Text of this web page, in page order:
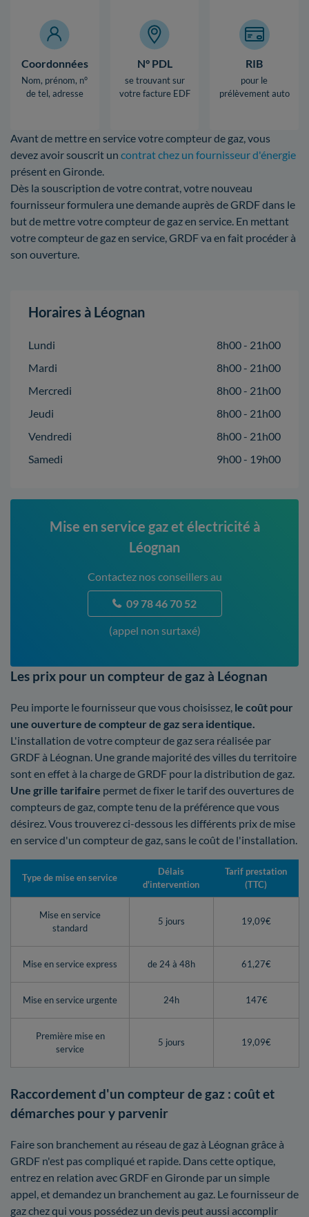
Coordonnées
Nom, prénom, n°
de tel, adresse
N° PDL
se trouvant sur
votre facture EDF
RIB
pour le
prélèvement auto
Avant de mettre en service votre compteur de gaz, vous
devez avoir souscrit un contrat chez un fournisseur d'énergie
présent en Gironde.
Dès la souscription de votre contrat, votre nouveau
fournisseur formulera une demande auprès de GRDF dans le
but de mettre votre compteur de gaz en service. En mettant
votre compteur de gaz en service, GRDF va en fait procéder à
son ouverture.
Horaires à Léognan
Lundi
8h00 - 21h00
Mardi
8h00 - 21h00
Mercredi
8h00 - 21h00
Jeudi
8h00 - 21h00
Vendredi
8h00 - 21h00
Samedi
9h00 - 19h00
Mise en service gaz et électricité à
Léognan
Contactez nos conseillers au
09 78 46 70 52
(appel non surtaxé)
Les prix pour un compteur de gaz à Léognan
Peu importe le fournisseur que vous choisissez, le coût pour
une ouverture de compteur de gaz sera identique.
L'installation de votre compteur de gaz sera réalisée par
GRDF à Léognan. Une grande majorité des villes du territoire
sont en effet à la charge de GRDF pour la distribution de gaz.
Une grille tarifaire permet de fixer le tarif des ouvertures de
compteurs de gaz, compte tenu de la préférence que vous
désirez. Vous trouverez ci-dessous les différents prix de mise
en service d'un compteur de gaz, sans le coût de l'installation.
Type de mise en service
Délais
d'intervention
Tarif prestation
(TTC)
Mise en service
standard
5 jours 19,09€
Mise en service express de 24 à 48h 61,27€
Mise en service urgente 24h 147€
Première mise en
service
5 jours 19,09€
Raccordement d'un compteur de gaz : coût et
démarches pour y parvenir
Faire son branchement au réseau de gaz à Léognan grâce à
GRDF n'est pas compliqué et rapide. Dans cette optique,
entrez en relation avec GRDF en Gironde par un simple
appel, et demandez un branchement au gaz. Le fournisseur de
gaz chez qui vous possédez un devis peut aussi accomplir